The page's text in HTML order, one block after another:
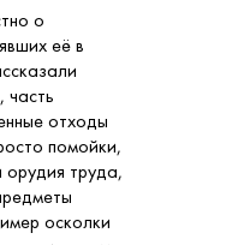
о
её в
часть
отходы
помойки,
орудия труда,
осколки